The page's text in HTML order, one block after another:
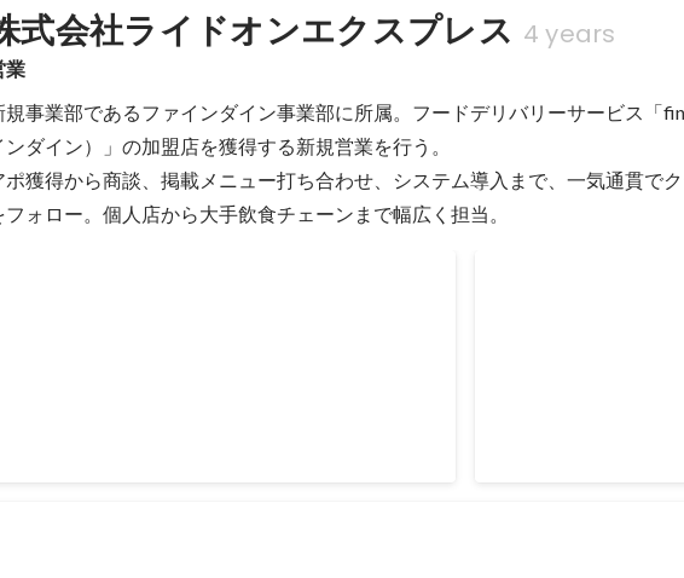
式会社ライドオンエクスプレス 4 years
業
規事業部であるファインダイン事業部に所属。フードデリバリーサービス「
ンダイン）」の加盟店を獲得する新規営業を行う。
ポ獲得から商談、掲載メニュー打ち合わせ、システム導入まで、一気通貫で
フォロー。個人店から大手飲食チェーンまで幅広く担当。